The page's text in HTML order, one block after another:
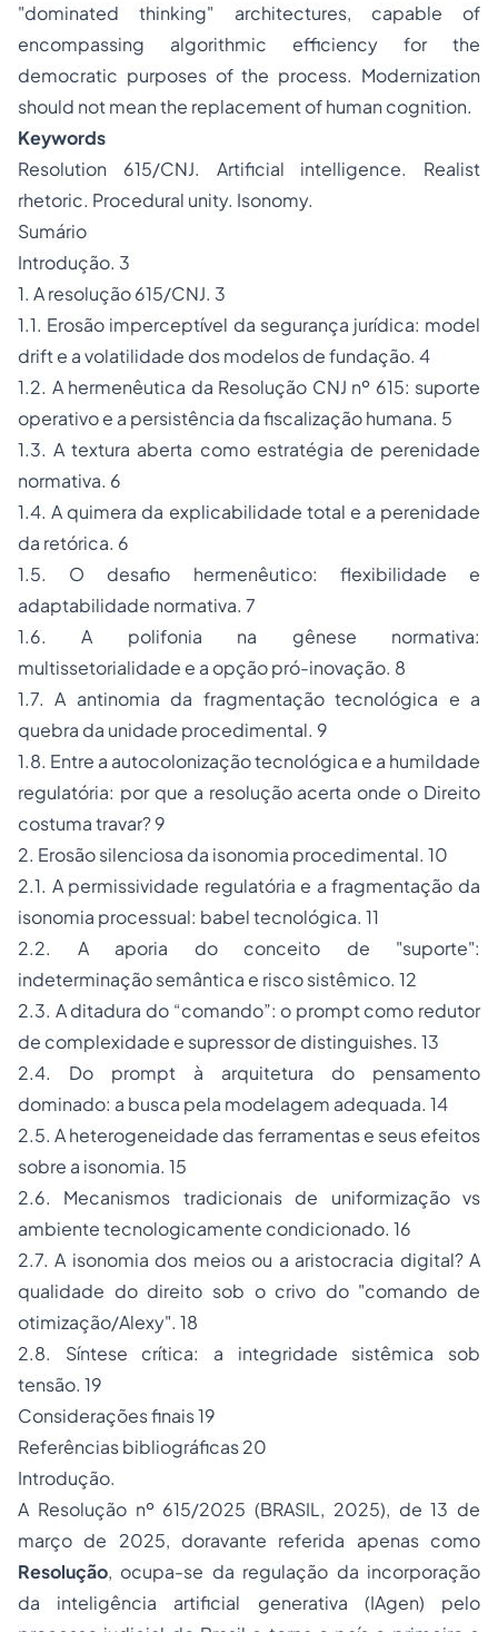
"dominated thinking" architectures, capable of
encompassing algorithmic efficiency for the
democratic purposes of the process. Modernization
should not mean the replacement of human cognition.
Keywords
Resolution 615/CNJ. Artificial intelligence. Realist
rhetoric. Procedural unity. Isonomy.
Sumário
Introdução. 3
1. A resolução 615/CNJ. 3
1.1. Erosão imperceptível da segurança jurídica: model
drifte a volatilidade dos modelos de fundação. 4
1.2. A hermenêutica da Resolução CNJ nº 615: suporte
operativo e a persistência da fiscalização humana. 5
1.3. A textura aberta como estratégia de perenidade
normativa. 6
1.4. A quimera da explicabilidade total e a perenidade
da retórica. 6
1.5. O desafio hermenêutico: flexibilidade e
adaptabilidade normativa. 7
1.6. A polifonia na gênese normativa:
multissetorialidade e a opção pró-inovação. 8
1.7. A antinomia da fragmentação tecnológica e a
quebra da unidade procedimental. 9
1.8. Entre a autocolonização tecnológica e a humildade
regulatória: por que a resolução acerta onde o Direito
costuma travar? 9
2. Erosão silenciosa da isonomia procedimental. 10
2.1. A permissividade regulatória e a fragmentação da
isonomia processual: babel tecnológica. 11
2.2. A aporia do conceito de "suporte":
indeterminação semântica e risco sistêmico. 12
2.3. A ditadura do “comando”: o promptcomo redutor
de complexidade e supressor de distinguishes. 13
2.4. Do prompt à arquitetura do pensamento
dominado: a busca pela modelagem adequada. 14
2.5. A heterogeneidade das ferramentas e seus efeitos
sobre a isonomia. 15
2.6. Mecanismos tradicionais de uniformização vs
ambiente tecnologicamente condicionado. 16
2.7. A isonomia dos meios ou a aristocracia digital? A
qualidade do direito sob o crivo do "comando de
otimização/Alexy". 18
2.8. Síntese crítica: a integridade sistêmica sob
tensão. 19
Considerações finais 19
Referências bibliográficas 20
Introdução.
A Resolução nº 615/2025 (BRASIL, 2025), de 13 de
março de 2025, doravante referida apenas como
Resolução, ocupa-se da regulação da incorporação
da inteligência artificial generativa (IAgen) pelo